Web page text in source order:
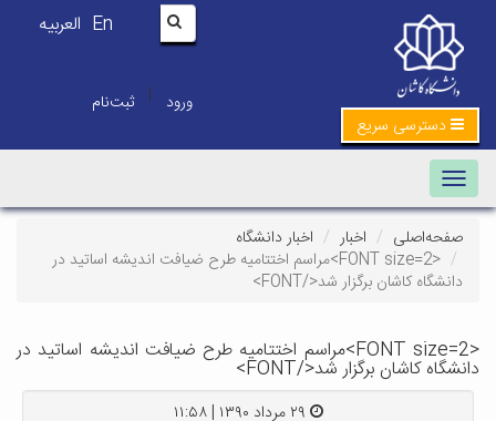
En العربیه
ورود | ثبت‌نام
دسترسی سریع
Toggle navigation
صفحه‌اصلی اخبار
اخبار دانشگاه
<FONT size=2>مراسم اختتامیه طرح ضیافت اندیشه اساتید در
دانشگاه کاشان برگزار شد</FONT>
<FONT size=2>مراسم اختتامیه طرح ضیافت اندیشه اساتید در
دانشگاه کاشان برگزار شد</FONT>